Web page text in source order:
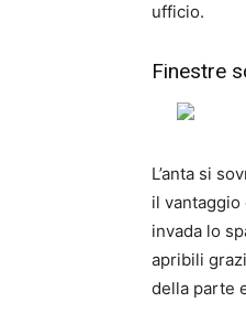
ufficio.
Finestre
L’anta si
il vantaggio
invada lo
apribili
della parte